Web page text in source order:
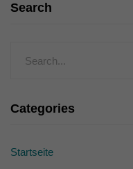
Search
Categories
Startseite